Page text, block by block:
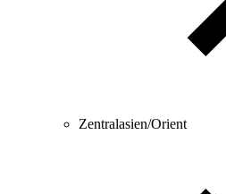
Zentralasien/Orient